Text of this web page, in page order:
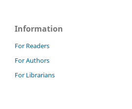
Information
For Readers
For Authors
For Librarians